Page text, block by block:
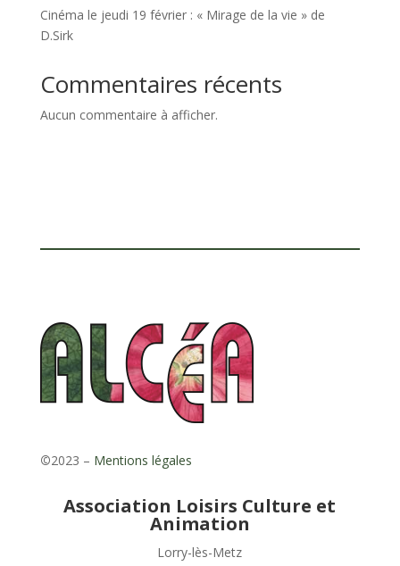
Cinéma le jeudi 19 février : « Mirage de la vie » de
D.Sirk
Commentaires récents
Aucun commentaire à afficher.
©2023 – Mentions légales
Association Loisirs Culture et
Animation
Lorry-lès-Metz